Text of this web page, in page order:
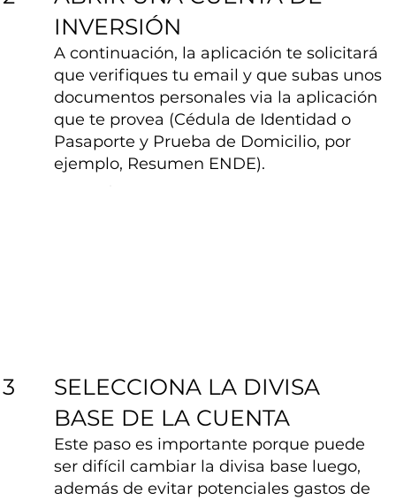
3
INVERSIÓN
A continuación, la aplicación te solicitará
que verifiques tu email y que subas unos
documentos personales via la aplicación
que te provea (Cédula de Identidad o
Pasaporte y Prueba de Domicilio, por
ejemplo, Resumen ENDE).
SELECCIONA LA DIVISA
BASE DE LA CUENTA
Este paso es importante porque puede
ser difícil cambiar la divisa base luego,
además de evitar potenciales gastos de